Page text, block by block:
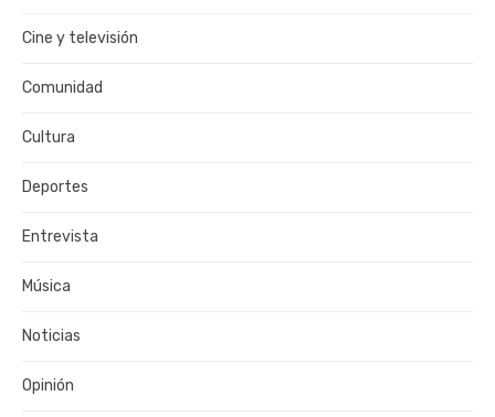
Cine y televisión
Comunidad
Cultura
Deportes
Entrevista
Música
Noticias
Opinión